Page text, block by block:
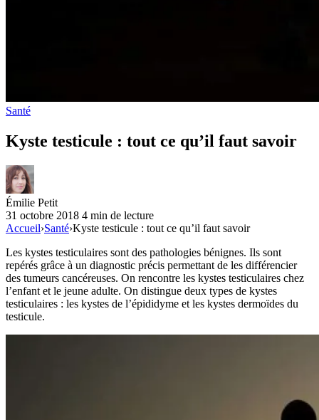
Santé
Kyste testicule : tout ce qu’il faut savoir
Émilie Petit
31 octobre 2018 4 min de lecture
Accueil›Santé›Kyste testicule : tout ce qu’il faut savoir
Les kystes testiculaires sont des pathologies bénignes. Ils sont
repérés grâce à un diagnostic précis permettant de les différencier
des tumeurs cancéreuses. On rencontre les kystes testiculaires chez
l’enfant et le jeune adulte. On distingue deux types de kystes
testiculaires : les kystes de l’épididyme et les kystes dermoïdes du
testicule.